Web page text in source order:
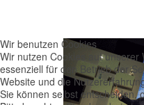
Wir benutzen Cookies
Wir nutzen Cookies auf unserer
essenziell für den Betrieb der
Website und die
Sie können selbst entscheiden,